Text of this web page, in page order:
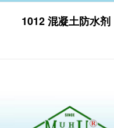
1012 混凝土防水剂